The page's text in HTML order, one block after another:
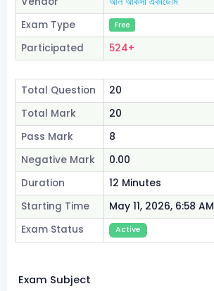
Exam Type
Free
Participated 524+
Total Question
20
Total Mark
20
Pass Mark
8
Negative Mark
0.00
Duration
12 Minutes
Starting Time
May 11, 2026, 6:58 AM
Exam Status
Active
Exam Subject